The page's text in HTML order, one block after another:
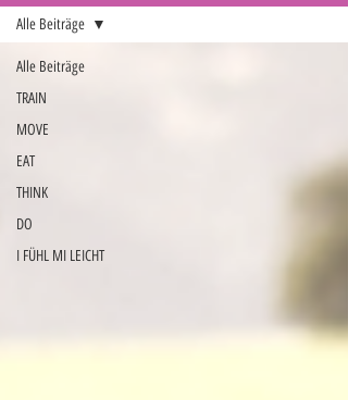
Alle Beiträge
TRAIN
MOVE
EAT
THINK
DO
I FÜHL MI LEICHT
Alle Beiträge